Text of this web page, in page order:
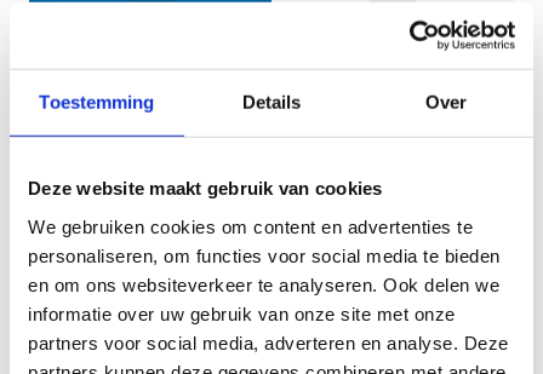
Toestemming Details Over
Deze website maakt gebruik van cookies
We gebruiken cookies om content en advertenties te
personaliseren, om functies voor social media te bieden
en om ons websiteverkeer te analyseren. Ook delen we
informatie over uw gebruik van onze site met onze
partners voor social media, adverteren en analyse. Deze
Geef aan tot welk domein jouw vraag behoort
KIES EEN DOMEIN